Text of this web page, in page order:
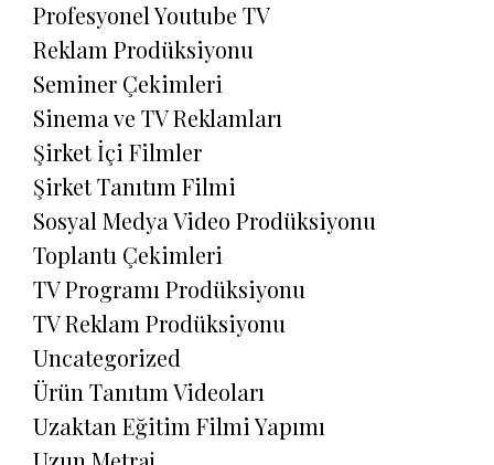
Profesyonel Youtube TV
Reklam Prodüksiyonu
Seminer Çekimleri
Sinema ve TV Reklamları
Şirket İçi Filmler
Şirket Tanıtım Filmi
Sosyal Medya Video Prodüksiyonu
Toplantı Çekimleri
TV Programı Prodüksiyonu
TV Reklam Prodüksiyonu
Uncategorized
Ürün Tanıtım Videoları
Uzaktan Eğitim Filmi Yapımı